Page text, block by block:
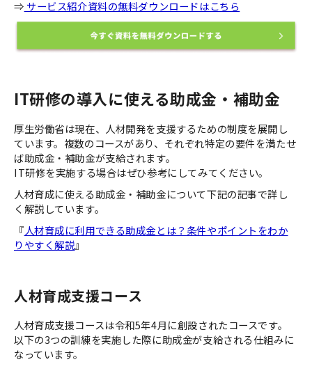
⇒ サービス紹介資料の無料ダウンロードはこちら
IT研修の導入に使える助成金・補助金
厚生労働省は現在、人材開発を支援するための制度を展開し
ています。複数のコースがあり、それぞれ特定の要件を満たせ
ば助成金・補助金が支給されます。
IT研修を実施する場合はぜひ参考にしてみてください。
人材育成に使える助成金・補助金について下記の記事で詳し
く解説しています。
『人材育成に利用できる助成金とは？条件やポイントをわか
りやすく解説』
人材育成支援コース
人材育成支援コースは令和5年4月に創設されたコースです。
以下の3つの訓練を実施した際に助成金が支給される仕組みに
なっています。